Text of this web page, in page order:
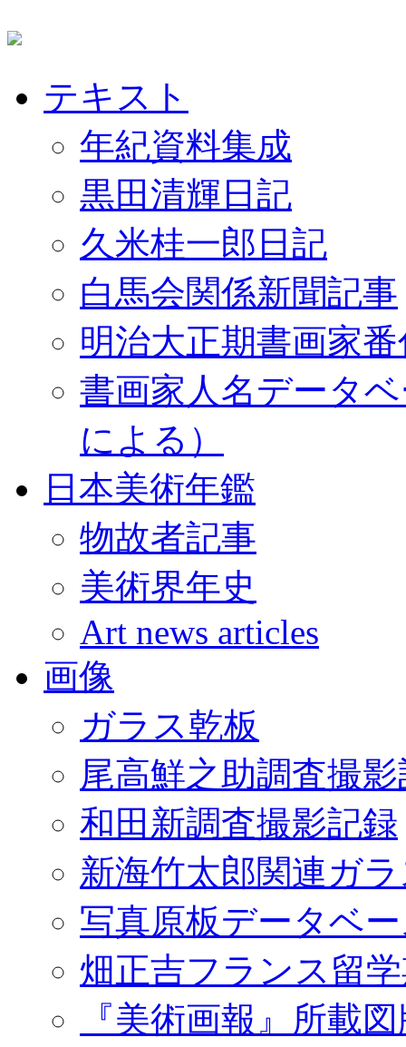
テキスト
年紀資料集成
黒田清輝日記
久米桂一郎日記
白馬会関係新聞記事
明治大正期書画家
書画家人名データ
による）
日本美術年鑑
物故者記事
美術界年史
Art news articles
画像
ガラス乾板
尾高鮮之助調査撮
和田新調査撮影記録
新海竹太郎関連ガ
写真原板データベ
畑正吉フランス留
『美術画報』所載